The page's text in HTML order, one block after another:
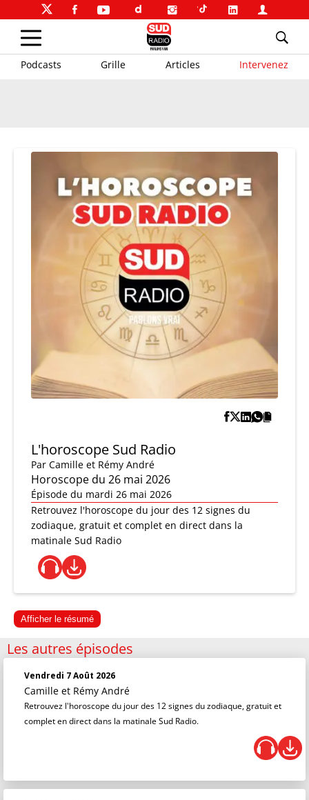
Podcasts Grille Articles Intervenez
L'horoscope Sud Radio
Par Camille et Rémy André
Horoscope du 26 mai 2026
Épisode du mardi 26 mai 2026
Retrouvez l'horoscope du jour des 12 signes du
zodiaque, gratuit et complet en direct dans la
matinale Sud Radio
Afficher le résumé
Les autres épisodes
Vendredi 7 Août 2026
Camille et Rémy André
Retrouvez l'horoscope du jour des 12 signes du zodiaque, gratuit et
complet en direct dans la matinale Sud Radio.